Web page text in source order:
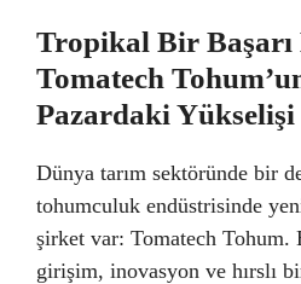
Tropikal Bir Başarı
Tomatech
Pazardaki Yükselişi
Dünya tarım sektöründe bir
tohumculuk endüstrisinde
şirket var: Tomatech
girişim, inovasyon ve hırslı